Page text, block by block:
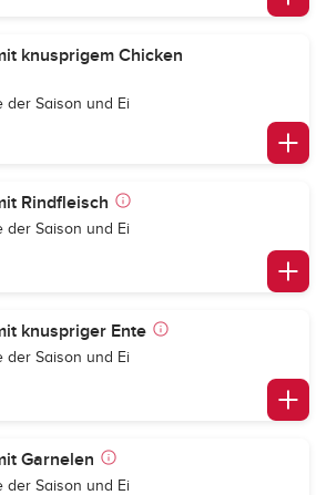
knusprigem Chicken
der Saison und Ei
Rindfleisch
der Saison und Ei
knuspriger Ente
der Saison und Ei
Garnelen
der Saison und Ei